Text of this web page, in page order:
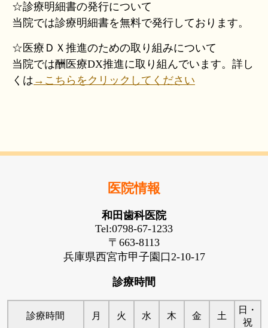
☆診療明細書の発行について
当院では診療明細書を無料で発行しております。
☆医療ＤＸ推進のための取り組みについて
当院では酬医療DX推進に取り組んでいます。詳し
くは →こちらをクリックしてください
医院情報
和田歯科医院
Tel:0798-67-1233
〒663-8113
兵庫県西宮市甲子園口2-10-17
診療時間
診療時間 月 火 水 木 金 土
日・
祝